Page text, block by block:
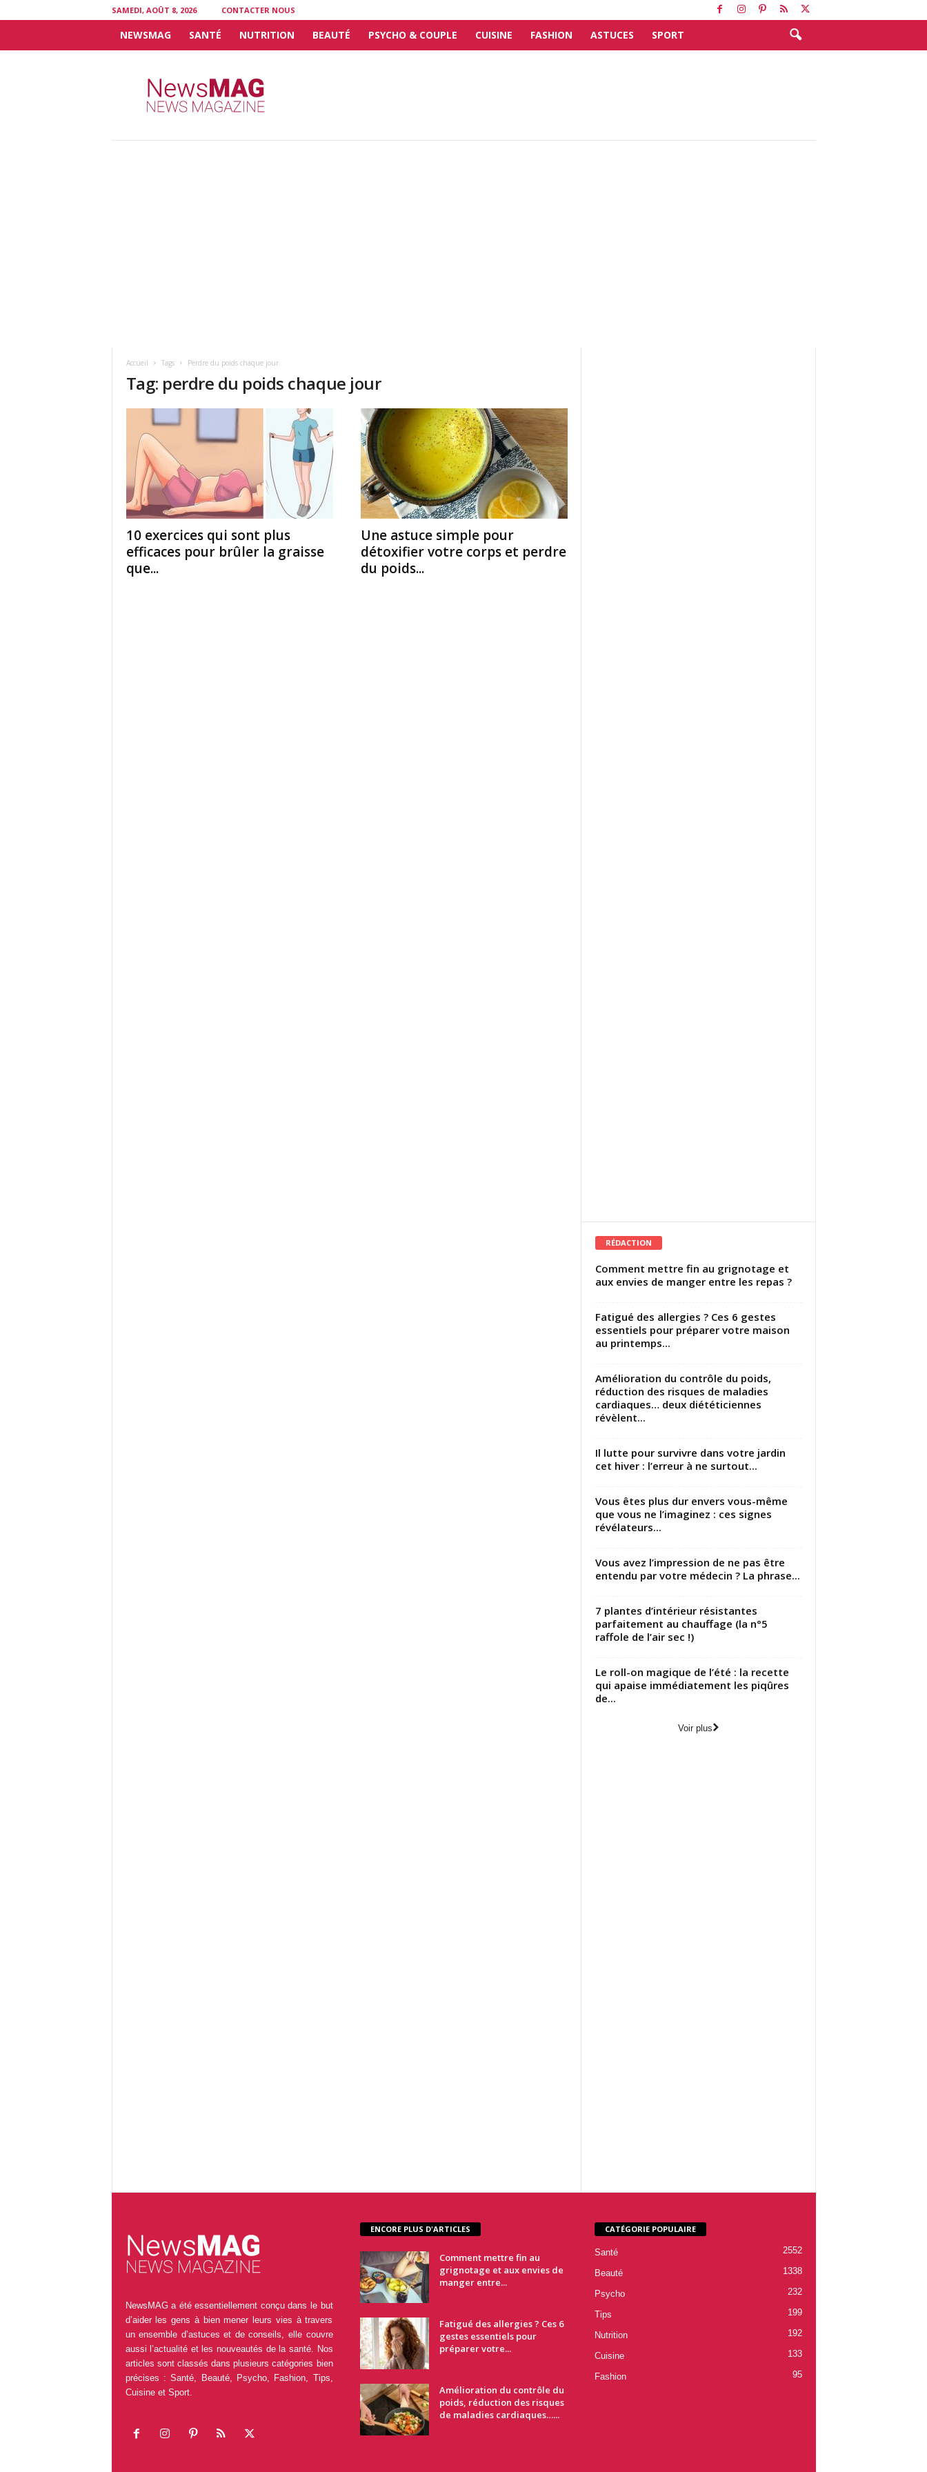
SAMEDI, AOÛT 8, 2026 CONTACTER NOUS
NEWSMAG SANTÉ NUTRITION BEAUTÉ PSYCHO & COUPLE CUISINE FASHION ASTUCES SPORT
Accueil Tags Perdre du poids chaque jour
Tag: perdre du poids chaque jour
10 exercices qui sont plus
efficaces pour brûler la graisse
que...
Une astuce simple pour
détoxifier votre corps et perdre
du poids...
RÉDACTION
Comment mettre fin au grignotage et
aux envies de manger entre les repas ?
Fatigué des allergies ? Ces 6 gestes
essentiels pour préparer votre maison
au printemps...
Amélioration du contrôle du poids,
réduction des risques de maladies
cardiaques… deux diététiciennes
révèlent...
Il lutte pour survivre dans votre jardin
cet hiver : l’erreur à ne surtout...
Vous êtes plus dur envers vous-même
que vous ne l’imaginez : ces signes
révélateurs...
Vous avez l’impression de ne pas être
entendu par votre médecin ? La phrase...
7 plantes d’intérieur résistantes
parfaitement au chauffage (la n°5
raffole de l’air sec !)
Le roll-on magique de l’été : la recette
qui apaise immédiatement les piqûres
de...
Voir plus
NewsMAG a été essentiellement conçu dans le but
d’aider les gens à bien mener leurs vies à travers
un ensemble d’astuces et de conseils, elle couvre
aussi l’actualité et les nouveautés de la santé. Nos
articles sont classés dans plusieurs catégories bien
précises : Santé, Beauté, Psycho, Fashion, Tips,
Cuisine et Sport.
ENCORE PLUS D'ARTICLES
Comment mettre fin au
grignotage et aux envies de
manger entre...
Fatigué des allergies ? Ces 6
gestes essentiels pour
préparer votre...
Amélioration du contrôle du
poids, réduction des risques
de maladies cardiaques…...
CATÉGORIE POPULAIRE
Santé 2552
Beauté 1338
Psycho 232
Tips 199
Nutrition 192
Cuisine 133
Fashion 95